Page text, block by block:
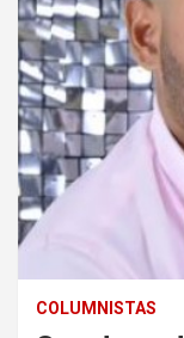
COLUMNISTAS